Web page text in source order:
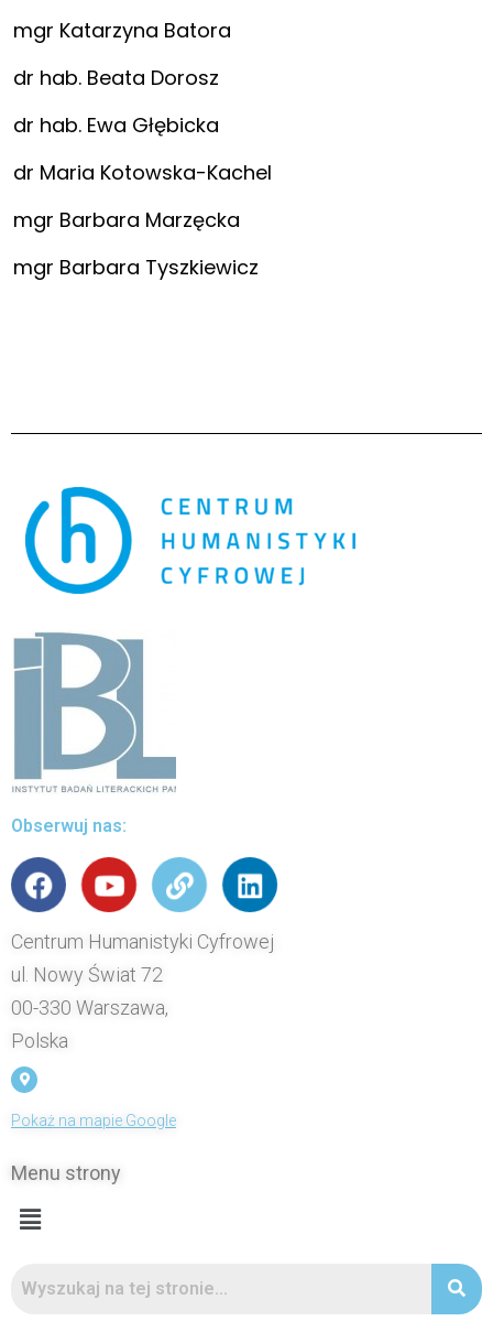
mgr Katarzyna Batora
dr hab. Beata Dorosz
dr hab. Ewa Głębicka
dr Maria Kotowska-Kachel
mgr Barbara Marzęcka
mgr Barbara Tyszkiewicz
Obserwuj nas:
Centrum Humanistyki Cyfrowej
ul. Nowy Świat 72
00-330 Warszawa,
Polska
Pokaż na mapie Google
Menu strony